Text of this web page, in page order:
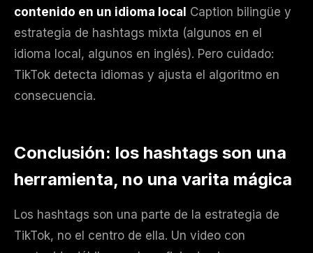
contenido en un idioma local Caption bilingüe y
estrategia de hashtags mixta (algunos en el
idioma local, algunos en inglés). Pero cuidado:
TikTok detecta idiomas y ajusta el algoritmo en
consecuencia.
Conclusión: los hashtags son una
herramienta, no una varita mágica
Los hashtags son una parte de la estrategia de
TikTok, no el centro de ella. Un video con